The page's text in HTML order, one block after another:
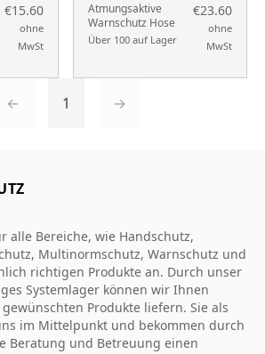
€15.60
ohne
MwSt
Atmungsaktive
Warnschutz Hose
Über 100 auf Lager
€23.60
ohne
MwSt
← 1 →
alle Bereiche, wie Handschutz,
Multinormschutz, Warnschutz und
richtigen Produkte an. Durch unser
Systemlager können wir Ihnen
Produkte liefern. Sie als
im Mittelpunkt und bekommen durch
Beratung und Betreuung einen